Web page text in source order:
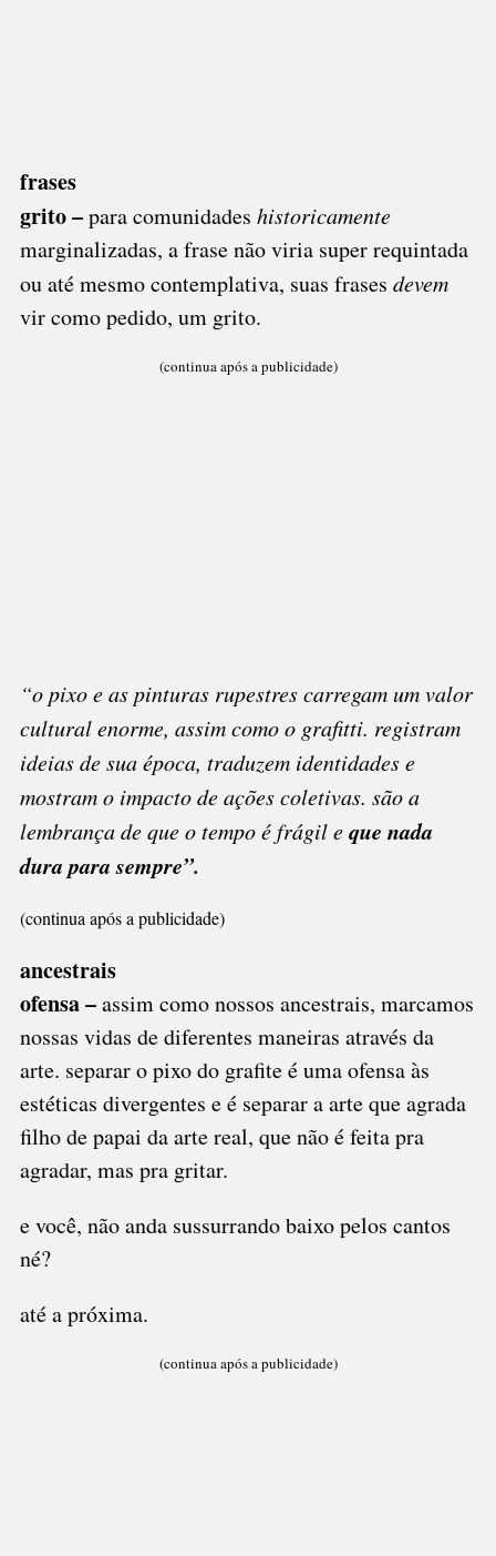
frases
grito –para comunidades historicamente
marginalizadas, a frase não viria super requintada
ou até mesmo contemplativa, suas frases devem
vir como pedido, um grito.
(continua após a publicidade)
“o pixo e as pinturas rupestres carregam um valor
cultural enorme, assim como o grafitti. registram
ideias de sua época, traduzem identidades e
mostram o impacto de ações coletivas. são a
lembrança de que o tempo é frágil eque nada
dura para sempre”.
(continua após a publicidade)
ancestrais
ofensa –assim como nossos ancestrais, marcamos
nossas vidas de diferentes maneiras através da
arte. separar o pixo do grafite é uma ofensa às
estéticas divergentes e é separar a arte que agrada
filho de papai da arte real, que não é feita pra
agradar, mas pra gritar.
e você, não anda sussurrando baixo pelos cantos
né?
até a próxima.
(continua após a publicidade)